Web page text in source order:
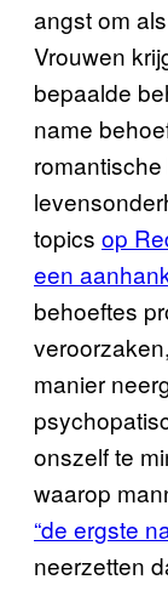
angst om
Vrouwen
bepaalde
name
topics op
een
behoeftes
manier
onszelf te
waarop
“de ergste
neerzetten